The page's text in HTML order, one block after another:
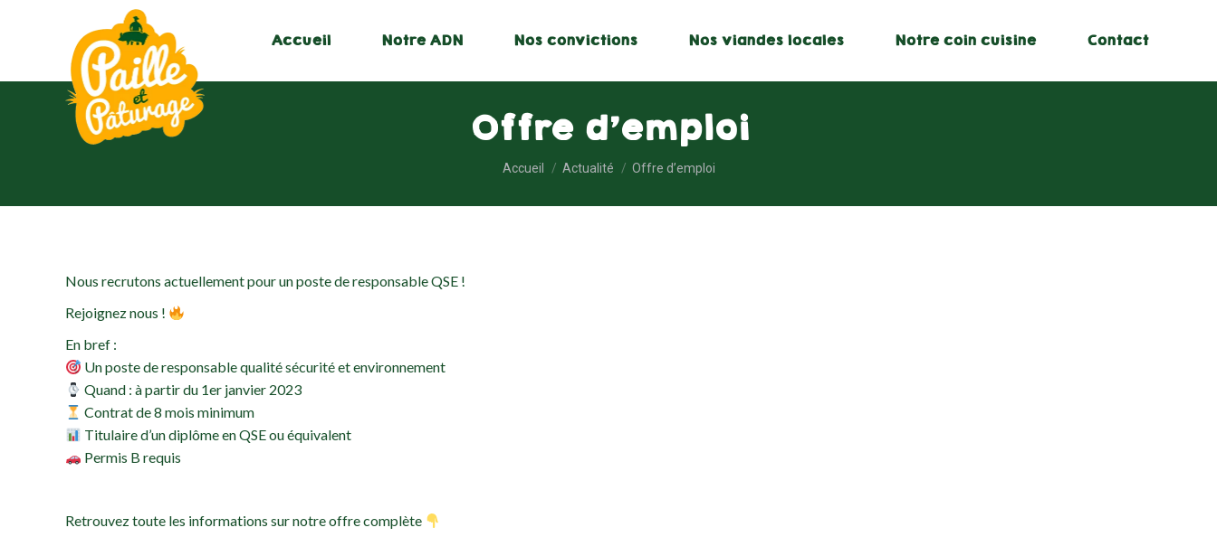
Accueil Notre ADN Nos convictions Nos viandes locales Notre coin cuisine Contact
Offre d’emploi
Vous êtes ici :
Accueil Actualité Offre d’emploi
Nous recrutons actuellement pour un poste de responsable QSE !
Rejoignez nous !
En bref :
Un poste de responsable qualité sécurité et environnement
Quand : à partir du 1er janvier 2023
Contrat de 8 mois minimum
Titulaire d’un diplôme en QSE ou équivalent
Permis B requis
Retrouvez toute les informations sur notre offre complète